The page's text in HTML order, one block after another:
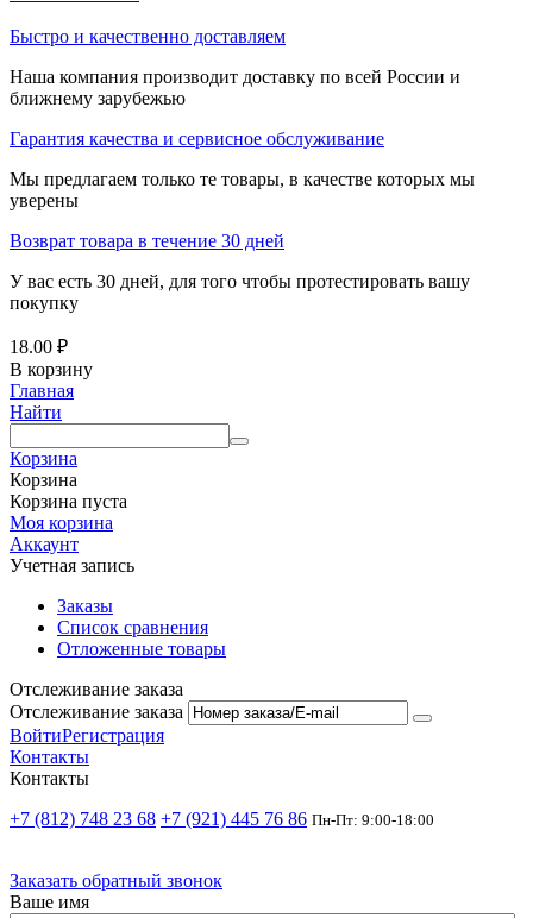
Быстро и качественно доставляем
Наша компания производит доставку по всей России и
ближнему зарубежью
Гарантия качества и сервисное обслуживание
Мы предлагаем только те товары, в качестве которых мы
уверены
Возврат товара в течение 30 дней
У вас есть 30 дней, для того чтобы протестировать вашу
покупку
18.00 ₽
В корзину
Главная
Найти
Корзина
Корзина
Корзина пуста
Моя корзина
Аккаунт
Учетная запись
Заказы
Список сравнения
Отложенные товары
Отслеживание заказа
Отслеживание заказа
ВойтиРегистрация
Контакты
Контакты
+7 (812) 748 23 68 +7 (921) 445 76 86 Пн-Пт: 9:00-18:00
Заказать обратный звонок
Ваше имя